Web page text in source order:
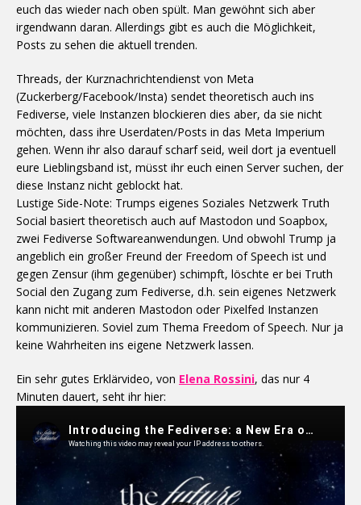
euch das wieder nach oben spült. Man gewöhnt sich aber
irgendwann daran. Allerdings gibt es auch die Möglichkeit,
Posts zu sehen die aktuell trenden.
Threads, der Kurznachrichtendienst von Meta
(Zuckerberg/Facebook/Insta) sendet theoretisch auch ins
Fediverse, viele Instanzen blockieren dies aber, da sie nicht
möchten, dass ihre Userdaten/Posts in das Meta Imperium
gehen. Wenn ihr also darauf scharf seid, weil dort ja eventuell
eure Lieblingsband ist, müsst ihr euch einen Server suchen, der
diese Instanz nicht geblockt hat.
Lustige Side-Note: Trumps eigenes Soziales Netzwerk Truth
Social basiert theoretisch auch auf Mastodon und Soapbox,
zwei Fediverse Softwareanwendungen. Und obwohl Trump ja
angeblich ein großer Freund der Freedom of Speech ist und
gegen Zensur (ihm gegenüber) schimpft, löschte er bei Truth
Social den Zugang zum Fediverse, d.h. sein eigenes Netzwerk
kann nicht mit anderen Mastodon oder Pixelfed Instanzen
kommunizieren. Soviel zum Thema Freedom of Speech. Nur ja
keine Wahrheiten ins eigene Netzwerk lassen.
Ein sehr gutes Erklärvideo, von Elena Rossini, das nur 4
Minuten dauert, seht ihr hier: